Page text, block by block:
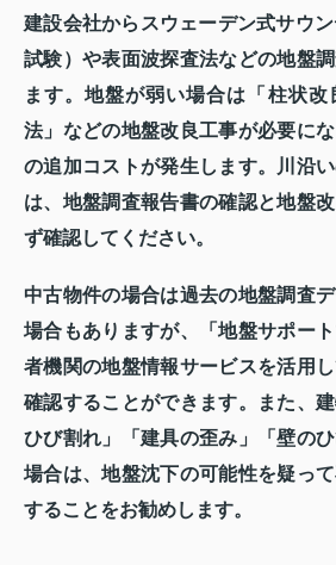
建設会社からスウェーデン式サウ
試験）や表面波探査法などの地盤
ます。地盤が弱い場合は「柱状
法」などの地盤改良工事が必要に
の追加コストが発生します。川沿
は、地盤調査報告書の確認と地盤
ず確認してください。
中古物件の場合は過去の地盤調査
場合もありますが、「地盤サポー
者機関の地盤情報サービスを活用
確認することができます。また、
ひび割れ」「建具の歪み」「壁の
場合は、地盤沈下の可能性を疑っ
することをお勧めします。